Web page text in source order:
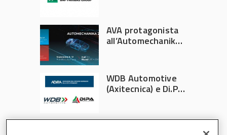
AVA protagonista
all’Automechanika
WDB Automotive
(Axitecnica) e Di.Pa.